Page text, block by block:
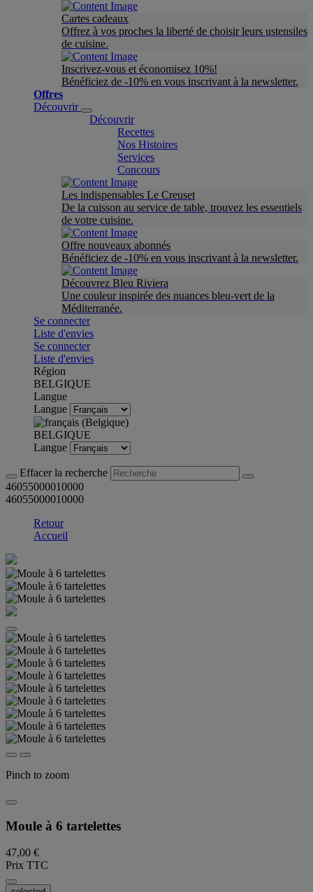
Cartes cadeaux
Offrez à vos proches la liberté de choisir leurs ustensiles
de cuisine.
Inscrivez-vous et économisez 10%!
Bénéficiez de -10% en vous inscrivant à la newsletter.
Offres
Découvrir
Découvrir
Recettes
Nos Histoires
Services
Concours
Les indispensables Le Creuset
De la cuisson au service de table, trouvez les essentiels
de votre cuisine.
Offre nouveaux abonnés
Bénéficiez de -10% en vous inscrivant à la newsletter.
Découvrez Bleu Riviera
Une couleur inspirée des nuances bleu-vert de la
Méditerranée.
Se connecter
Liste d'envies
Se connecter
Liste d'envies
Région
BELGIQUE
Langue
Langue
BELGIQUE
Langue
Effacer la recherche
46055000010000
46055000010000
Retour
Accueil
Pinch to zoom
Moule à 6 tartelettes
47,00 €
Prix TTC